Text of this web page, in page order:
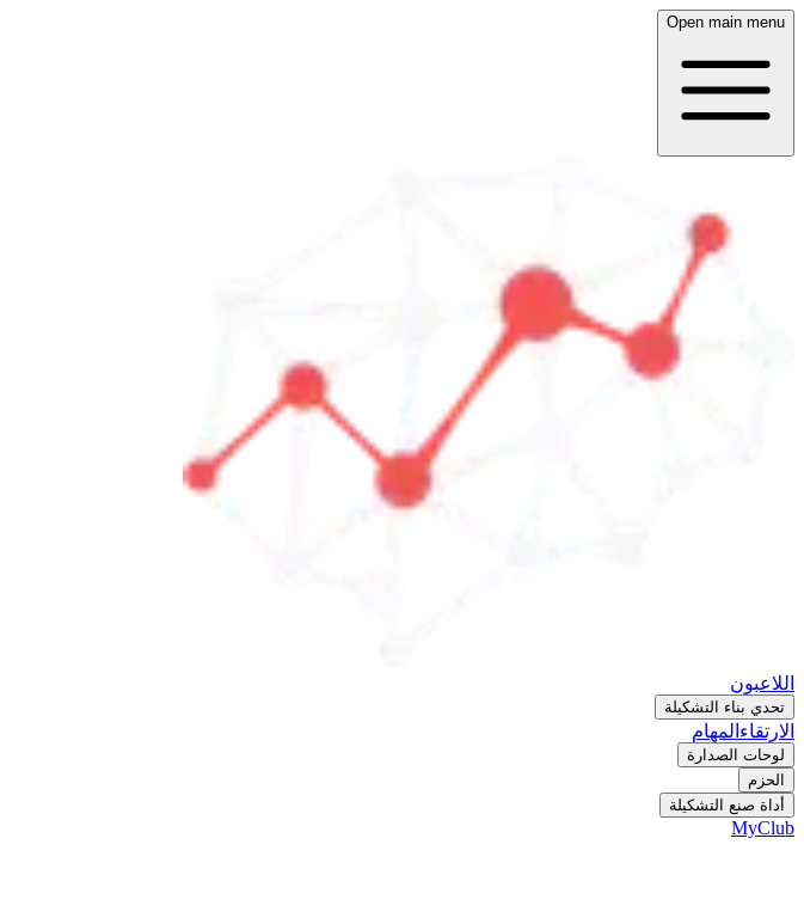
Open main menu
اللاعبون
تحدي بناء التشكيلة
الارتقاء المهام
لوحات الصدارة
الحزم
أداة صنع التشكيلة
MyClub